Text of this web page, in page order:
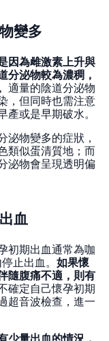
變多
因為雌激素上升與
分泌物較為濃稠，
適量的陰道分泌物
，但同時也需注意
或是早期破水。
泌物變多的症狀，
類似蛋清質地；而
泌物會呈現透明偏
血
初期出血通常為咖
止出血。 如果懷
隨腹痛不適，則有
確定自己懷孕初期
超音波檢查，進一